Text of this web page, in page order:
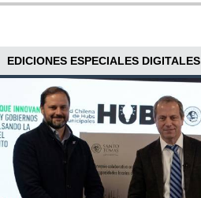
EDICIONES ESPECIALES DIGITALES